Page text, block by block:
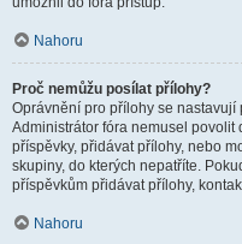
Nahoru
Proč nemůžu posílat přílohy?
Oprávnění pro přílohy se
Administrátor fóra nemusel povolit
příspěvky, přidávat přílohy, nebo
skupiny, do kterých nepatříte.
příspěvkům přidávat přílohy,
Nahoru